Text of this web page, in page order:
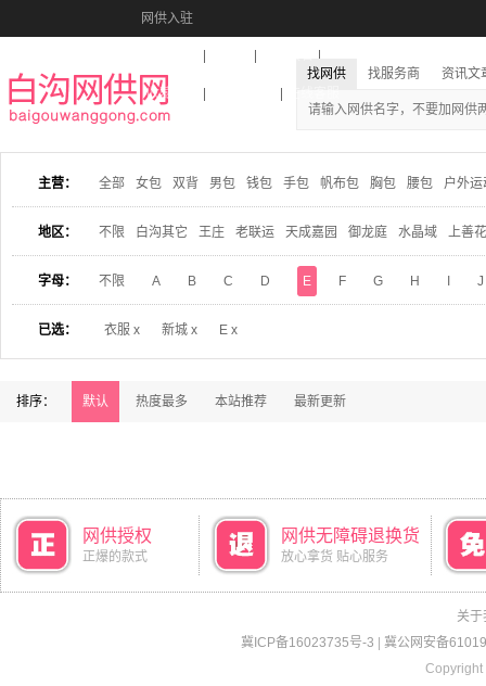
网供入驻
收藏本站
找网供 找服务商 资讯文
主营： 全部 女包 双背 男包 钱包 手包 帆布包 胸包 腰包 户外运
地区： 不限 白沟其它 王庄 老联运 天成嘉园 御龙庭 水晶域 上善
字母： 不限 A B C D E F G H J
已选： 衣服 x 新城 x E x
排序： 默认 热度最多 本站推荐 最新更新
网供授权
正爆的款式
网供无障碍退换货
放心拿货 贴心服务
关于
冀ICP备16023735号-3
冀公网安备